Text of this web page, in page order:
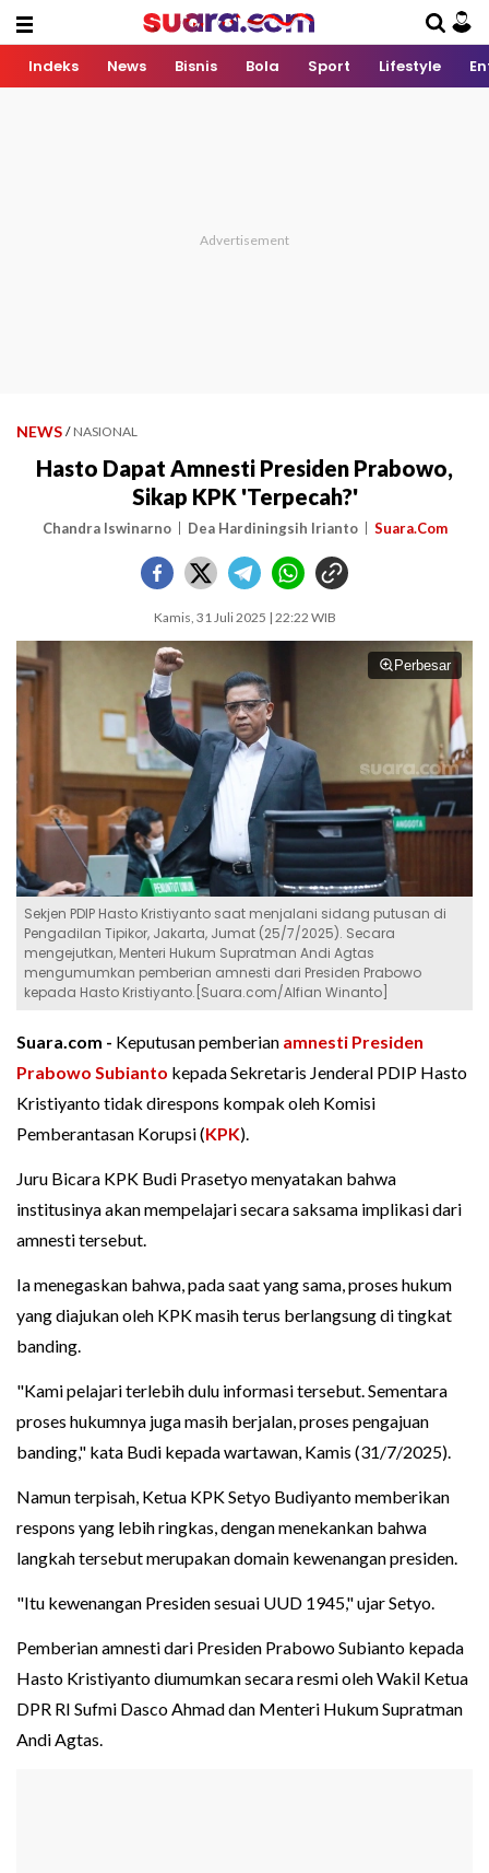
Indeks News Bisnis Bola Sport Lifestyle
NEWS / NASIONAL
Hasto Dapat Amnesti Presiden Prabowo,
Sikap KPK 'Terpecah?'
Chandra Iswinarno Dea Hardiningsih Irianto Suara.Com
Kamis, 31 Juli 2025 | 22:22 WIB
Perbesar
Sekjen PDIP Hasto Kristiyanto saat menjalani sidang putusan di
Pengadilan Tipikor, Jakarta, Jumat (25/7/2025). Secara
mengejutkan, Menteri Hukum Supratman Andi Agtas
mengumumkan pemberian amnesti dari Presiden Prabowo
kepada Hasto Kristiyanto.[Suara.com/Alfian Winanto]
Suara.com - Keputusan pemberian amnesti Presiden
Prabowo Subianto kepada Sekretaris Jenderal PDIP Hasto
Kristiyanto tidak direspons kompak oleh Komisi
Pemberantasan Korupsi (KPK).
Juru Bicara KPK Budi Prasetyo menyatakan bahwa
institusinya akan mempelajari secara saksama implikasi dari
amnesti tersebut.
Ia menegaskan bahwa, pada saat yang sama, proses hukum
yang diajukan oleh KPK masih terus berlangsung di tingkat
banding.
"Kami pelajari terlebih dulu informasi tersebut. Sementara
proses hukumnya juga masih berjalan, proses pengajuan
banding," kata Budi kepada wartawan, Kamis (31/7/2025).
Namun terpisah, Ketua KPK Setyo Budiyanto memberikan
respons yang lebih ringkas, dengan menekankan bahwa
langkah tersebut merupakan domain kewenangan presiden.
"Itu kewenangan Presiden sesuai UUD 1945," ujar Setyo.
Pemberian amnesti dari Presiden Prabowo Subianto kepada
Hasto Kristiyanto diumumkan secara resmi oleh Wakil Ketua
DPR RI Sufmi Dasco Ahmad dan Menteri Hukum Supratman
Andi Agtas.